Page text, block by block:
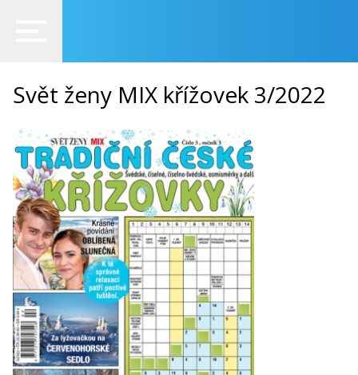
Svět ženy MIX křížovek 3/2022